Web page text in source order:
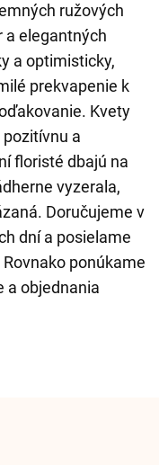
ružových
a elegantných
a optimisticky,
prekvapenie k
Kvety
a
floristé dbajú na
vyzerala,
Doručujeme v
dní a posielame
ponúkame
a objednania